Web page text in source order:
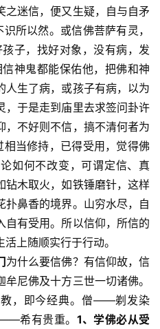
之迷信，便又生疑，自与自矛
所以然。或信佛菩萨有灵，
子，找好对象，没有病，发
神鬼都能保佑他，把佛和神
人生了病，或孩子有病，以为
，于是走到庙里去求签问卦许
，不好则不信，搞不清何者为
相当修持，已得受用，觉得佛
如何不改变，可谓定信、真
钻木取火，如铁锤磨针，这样
鼻香的境界。山穷水尽，自
自有受用。所以信仰，所信的
上随顺实行于行动。
为什么要信佛？有信仰故，信
尼佛及十方三世一切诸佛。
，即今经典。僧——剃发染
希有贵重。 1、学佛必从受